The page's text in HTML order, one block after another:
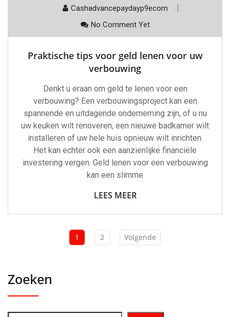
Cashadvancepaydayp9ecom
No Comment Yet
Praktische tips voor geld lenen voor uw
verbouwing
Denkt u eraan om geld te lenen voor een
verbouwing? Een verbouwingsproject kan een
spannende en uitdagende onderneming zijn, of u nu
uw keuken wilt renoveren, een nieuwe badkamer wilt
installeren of uw hele huis opnieuw wilt inrichten.
Het kan echter ook een aanzienlijke financiële
investering vergen. Geld lenen voor een verbouwing
kan een slimme
LEES MEER
1 2 Volgende
Zoeken